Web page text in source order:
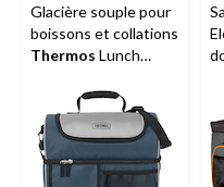
Glacière souple pour
boissons et collations
Thermos Lunch
bandoulière, bleu